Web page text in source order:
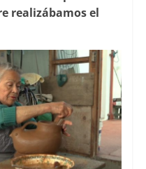
realizábamos el